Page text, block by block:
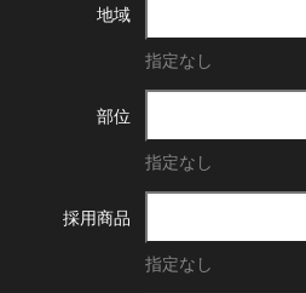
地域
指定なし
部位
指定なし
採用商品
指定なし